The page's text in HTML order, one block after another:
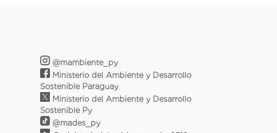
@mambiente_py
Ministerio del Ambiente y Desarrollo
Sostenible Paraguay
Ministerio del Ambiente y Desarrollo
Sostenible Py
@mades_py